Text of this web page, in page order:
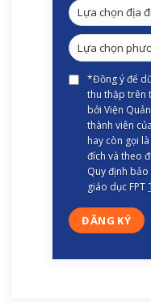
*Đồng ý để
thu thập trên
bởi Viện
thành viên
hay còn gọi
đích và theo
Quy định
giáo dục FPT